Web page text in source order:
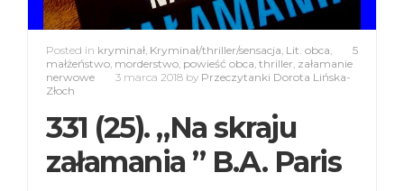
5
Posted in kryminał, Kryminał/thriller/sensacja, Lit. obca,
małżeństwo, morderstwo, powieść obca, thriller, załamanie
nerwowe
3 marca 2018 by Przeczytanki Dorota Lińska-
Złoch
331 (25). „Na skraju
załamania ” B.A. Paris